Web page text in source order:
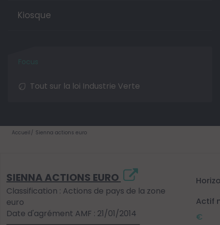
Kiosque
Tout sur la loi Industrie Verte
Accueil Sienna actions euro
SIENNA ACTIONS EURO
Classification : Actions de pays de la zone
euro
Date d'agrément AMF : 21/01/2014
Actif
€